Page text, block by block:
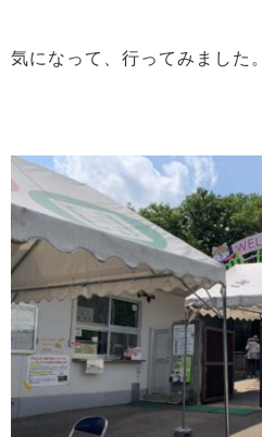
気になって、行ってみました。